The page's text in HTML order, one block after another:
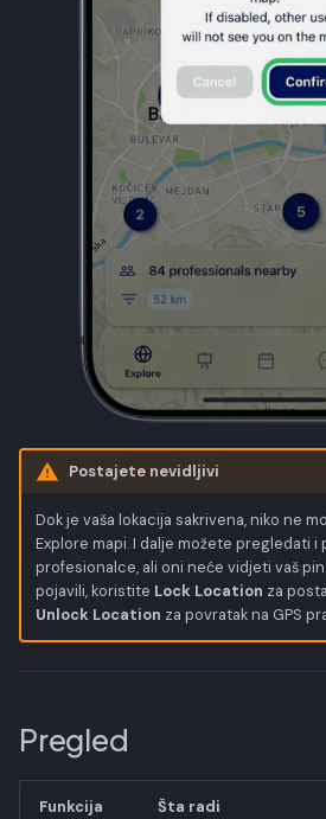
Postajete nevidljivi
Dok je vaša lokacija sakrivena, niko ne
Explore mapi. I dalje možete pregledati
profesionalce, ali oni neće vidjeti vaš
pojavili, koristite Lock Location za
Unlock Location za povratak na GPS
Pregled
Funkcija Šta radi